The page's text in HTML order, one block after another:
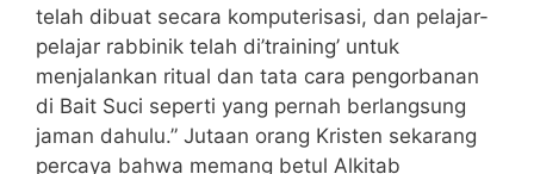
telah dibuat secara komputerisasi, dan pelajar-
pelajar rabbinik telah di’training’ untuk
menjalankan ritual dan tata cara pengorbanan
di Bait Suci seperti yang pernah berlangsung
jaman dahulu.” Jutaan orang Kristen sekarang
percaya bahwa memang betul Alkitab